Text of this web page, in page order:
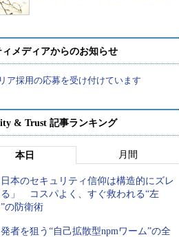
メディアからのお知らせ
ア採用の応募を受け付けています
& Trust 記事ランキング
本日 月間
本のセキュリティ信仰は構造的にズレ
」 コスパよく、すぐ救われる“左
の防衛術
者を狙う“自己拡散型npmワーム”の全